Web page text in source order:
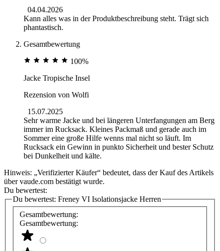
04.04.2026
Kann alles was in der Produktbeschreibung steht. Trägt sich
phantastisch.
Gesamtbewertung
100%
Jacke Tropische Insel
Rezension von Wolfi
15.07.2025
Sehr warme Jacke und bei längeren Unterfangungen am Berg
immer im Rucksack. Kleines Packmaß und gerade auch im
Sommer eine große Hilfe wenns mal nicht so läuft. Im
Rucksack ein Gewinn in punkto Sicherheit und bester Schutz
bei Dunkelheit und kälte.
Hinweis: „Verifizierter Käufer“ bedeutet, dass der Kauf des Artikels
über vaude.com bestätigt wurde.
Du bewertest:
Du bewertest: Freney VI Isolationsjacke Herren
Gesamtbewertung:
Gesamtbewertung: